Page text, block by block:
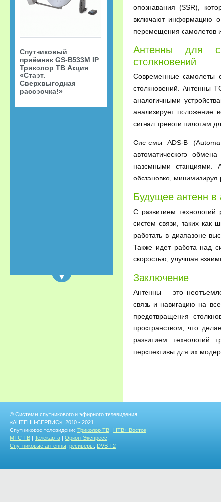
опознавания (SSR),
включают информацию о
перемещения самолетов
Антенны для
столкновений
Современные самолеты
столкновений. Антенны
аналогичными
анализирует положение
сигнал тревоги пилотам
Системы ADS-B
автоматического
наземными станциями.
обстановке,
Будущее антенн в
С развитием технологий
систем связи, таких как
работать в диапазоне
Также идет работа над
скоростью, улучшая
Заключение
Антенны – это
связь и навигацию на
предотвращения
пространством, что
развитием технологий
перспективы для их
Спутниковый
приёмник GS-B533M IP
Триколор ТВ Акция
«Старт.
Сверхвыгодная
рассрочка!»
© Системы спутникового и эфирного телевидения
«АНТЕНН-СЕРВИС», 2010 - 2021
Спутниковое телевидение Триколор ТВ | НТВ+ Восток |
МТС ТВ | Телекарта | Орион-Экспресс
Спутниковые антенны ресиверы DVB-T2